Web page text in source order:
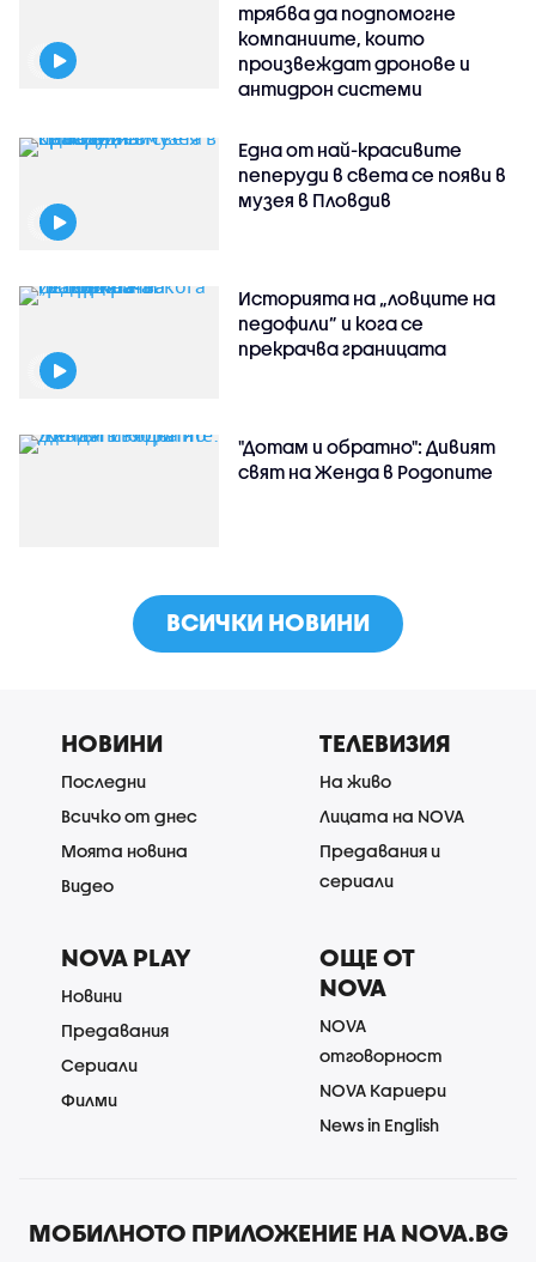
трябва да подпомогне
компаниите, които
произвеждат дронове и
антидрон системи
Една от най-красивите
пеперуди в света се появи в
музея в Пловдив
Историята на „ловците на
педофили” и кога се
прекрачва границата
"Дотам и обратно": Дивият
свят на Женда в Родопите
ВСИЧКИ НОВИНИ
НОВИНИ
Последни
Всичко от днес
Моята новина
Видео
ТЕЛЕВИЗИЯ
На живо
Лицата на NOVA
Предавания и
сериали
NOVA PLAY
Новини
Предавания
Сериали
Филми
ОЩЕ ОТ
NOVA
NOVA
отговорност
NOVA Кариери
News in English
МОБИЛНОТО ПРИЛОЖЕНИЕ НА NOVA.BG